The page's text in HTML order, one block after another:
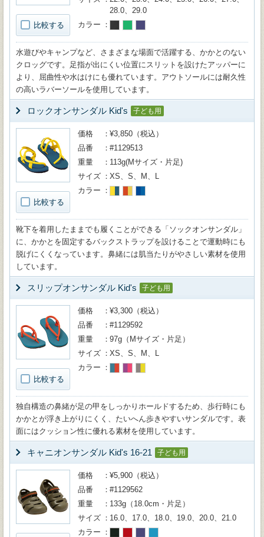
比較する
28.0、29.0
カラー
水遊びやキャンプなど、さまざまな場面で活躍する、かかとのない
クロッグです。足指が出にくい位置にスリットを設けたアッパーに
より、屈曲性や水はけにも優れています。アウトソールには耐久性
の高いラバーソールを使用しています。
ロックオンサンダル Kid's 子ども用
比較する
価格
¥3,850（税込）
品番
#1129513
重量
113g(Mサイズ・片足)
サイズ
XS、S、M、L
カラー
靴下を着用したままでも履くことができる「ソックオンサンダル」
に、かかとを固定するバックストラップを設けることで運動時にも
脱げにくくなっています。鼻緒には肌当たりがやさしい素材を使用
しています。
スリップオンサンダル Kid's 子ども用
比較する
価格
¥3,300（税込）
品番
#1129592
重量
97g（Mサイズ・片足）
サイズ
XS、S、M、L
カラー
独自構造の鼻緒が足の甲をしっかりホールドするため、歩行時にも
かかとが浮き上がりにくく、たいへん歩きやすいサンダルです。表
面にはクッション性に優れる素材を使用しています。
キャニオンサンダル Kid's 16-21 子ども用
価格
¥5,900（税込）
品番
#1129562
重量
133g（18.0cm・片足）
サイズ
16.0、17.0、18.0、19.0、20.0、21.0
カラー